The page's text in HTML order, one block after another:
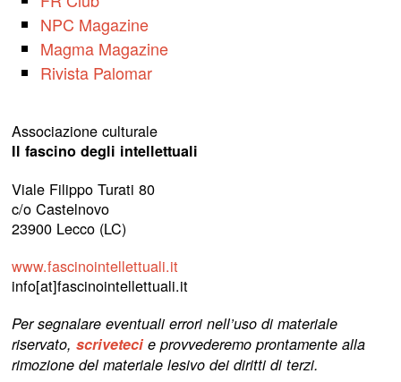
NPC Magazine
Magma Magazine
Rivista Palomar
Associazione culturale
Il fascino degli intellettuali
Viale Filippo Turati 80
c/o Castelnovo
23900 Lecco (LC)
www.fascinointellettuali.it
info[at]fascinointellettuali.it
Per segnalare eventuali errori nell’uso di materiale
riservato,scriveteci e provvederemo prontamente alla
rimozione del materiale lesivo dei diritti di terzi.